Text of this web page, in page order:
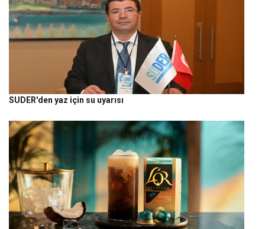
SUDER'den yaz için su uyarısı